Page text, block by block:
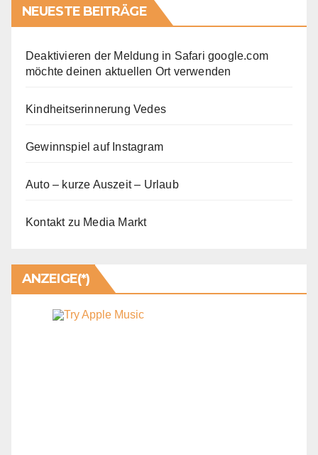
NEUESTE BEITRÄGE
Deaktivieren der Meldung in Safari google.com
möchte deinen aktuellen Ort verwenden
Kindheitserinnerung Vedes
Gewinnspiel auf Instagram
Auto – kurze Auszeit – Urlaub
Kontakt zu Media Markt
ANZEIGE(*)